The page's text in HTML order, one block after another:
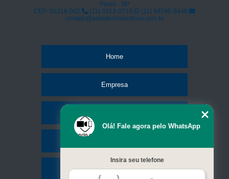
Paulo - SP
CEP: 01318-002
(11) 3313-0719
(11) 94596-3446
contato@assistenciaemfoco.com.br
Home
Empresa
Contato
Olá! Fale agora pelo WhatsApp
Insira seu telefone